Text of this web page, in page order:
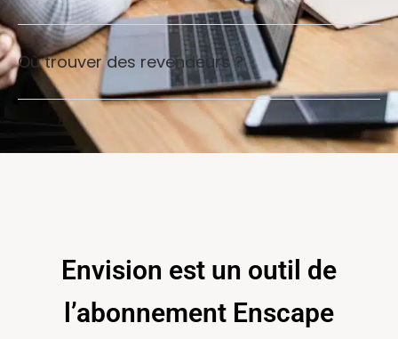
Où trouver des revendeurs ?
Envision est un outil de
l’abonnement Enscape